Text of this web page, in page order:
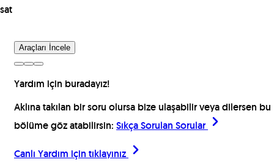
Araçları İncele
Yardım için buradayız!
Aklına takılan bir soru olursa bize ulaşabilir veya dilersen bu
bölüme göz atabilirsin: Sıkça Sorulan Sorular
Canlı Yardım için tıklayınız